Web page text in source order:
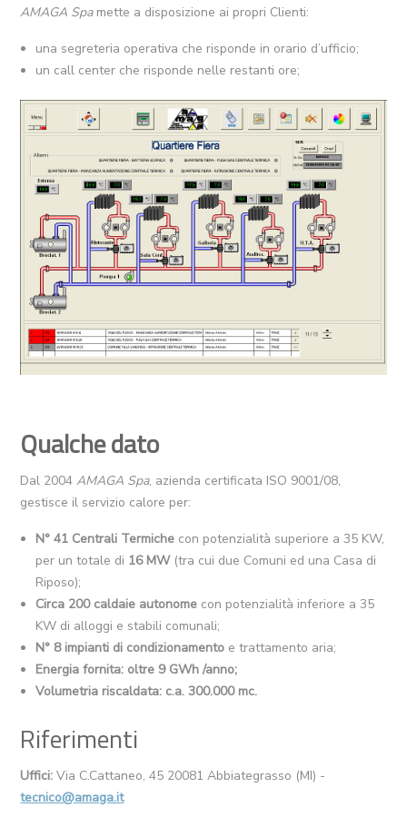
AMAGA Spamette a disposizione ai propri Clienti:
una segreteria operativa che risponde in orario d’ufficio;
un call center che risponde nelle restanti ore;
Qualche dato
Dal 2004AMAGA Spa, azienda certificata ISO 9001/08,
gestisce il servizio calore per:
N° 41 Centrali Termiche con potenzialità superiore a 35 KW,
per un totale di 16 MW (tra cui due Comuni ed una Casa di
Riposo);
Circa 200 caldaie autonome con potenzialità inferiore a 35
KW di alloggi e stabili comunali;
N° 8 impianti di condizionamento e trattamento aria;
Energia fornita: oltre 9 GWh /anno;
Volumetria riscaldata: c.a. 300.000 mc.
Riferimenti
Uffici: Via C.Cattaneo, 45 20081 Abbiategrasso (MI) -
tecnico@amaga.it